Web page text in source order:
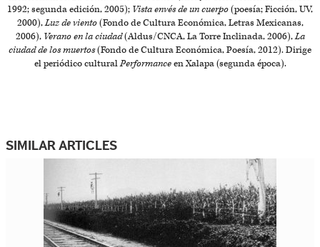
1992; segunda edición, 2005); Vista envés de un cuerpo(poesía; Ficción, UV,
2000),Luz de viento(Fondo de Cultura Económica, Letras Mexicanas,
2006), Verano en la ciudad(Aldus/CNCA, La Torre Inclinada, 2006),La
ciudad de los muertos(Fondo de Cultura Económica, Poesía, 2012). Dirige
el periódico culturalPerformanceen Xalapa (segunda época).
SIMILAR ARTICLES